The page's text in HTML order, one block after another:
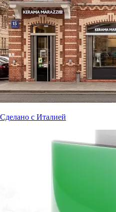
Сделано с Италией